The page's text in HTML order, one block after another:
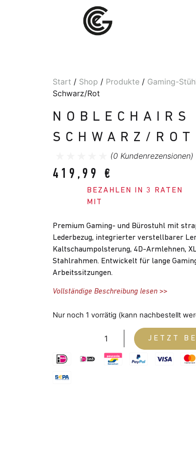
Start / Shop / Produkte/ Gaming-
Schwarz/Rot
NOBLECHAIRS
SCHWARZ/ROT
(0Kundenrezensionen)
419,99 €
BEZAHLEN IN 3 RATEN
MIT
Premium Gaming- und Bürostuhl mit
Lederbezug, integrierter verstellbarer
Kaltschaumpolsterung, 4D-Armlehnen,
Stahlrahmen. Entwickelt für lange
Arbeitssitzungen.
Vollständige Beschreibung lesen >>
Nur noch 1 vorrätig (kann nachbestellt
JETZT